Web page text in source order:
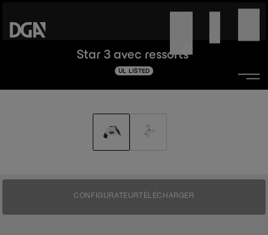
Star 3 avec ressorts
UL LISTED
CONFIGURATEURTÉLÉCHARGER